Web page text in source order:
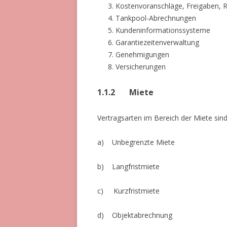
Kostenvoranschläge, Freigaben,
Tankpool-Abrechnungen
Kundeninformationssysteme
Garantiezeitenverwaltung
Genehmigungen
Versicherungen
1.1.2 Miete
Vertragsarten im Bereich der Miete sind
a) Unbegrenzte Miete
b) Langfristmiete
c) Kurzfristmiete
d) Objektabrechnung